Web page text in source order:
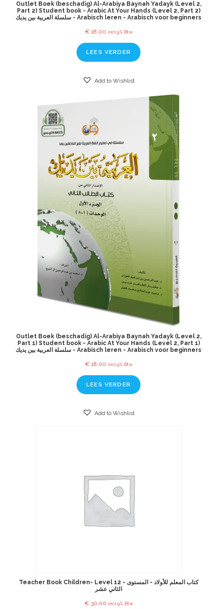
Outlet Boek (beschadig) Al-Arabiya Baynah Yadayk (Level 2,
Part 2) Student book - Arabic At Your Hands (Level 2, Part 2)
سلسلة العربية بين يديك - Arabisch leren - Arabisch voor beginners
€18,00 incl 9% Btw
LEES VERDER
Add to Wishlist
Outlet Boek (beschadig) Al-Arabiya Baynah Yadayk (Level 2,
Part 1) Student book - Arabic At Your Hands (Level 2, Part 1)
سلسلة العربية بين يديك - Arabisch leren - Arabisch voor beginners
€18,00 incl 9% Btw
LEES VERDER
Add to Wishlist
Teacher Book Children- Level 12 - كتاب المعلم للأولاد - المستوى
الثاني عشر
€30,00 incl 9% Btw